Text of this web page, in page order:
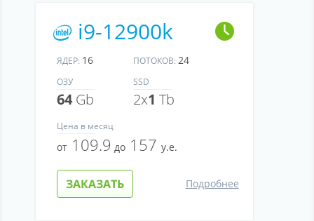
i9-12900k
ЯДЕР: 16 ПОТОКОВ: 24
ОЗУ
64Gb
SSD
2x1 Tb
Цена в месяц
от109.9 до157 у.е.
ЗАКАЗАТЬ Подробнее